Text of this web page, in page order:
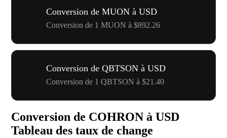
Conversion de MUON à USD
Conversion de 1 MUON à $892.26
Conversion de QBTSON à USD
Conversion de 1 QBTSON à $21.40
Conversion de COHRON à USD
Tableau des taux de change